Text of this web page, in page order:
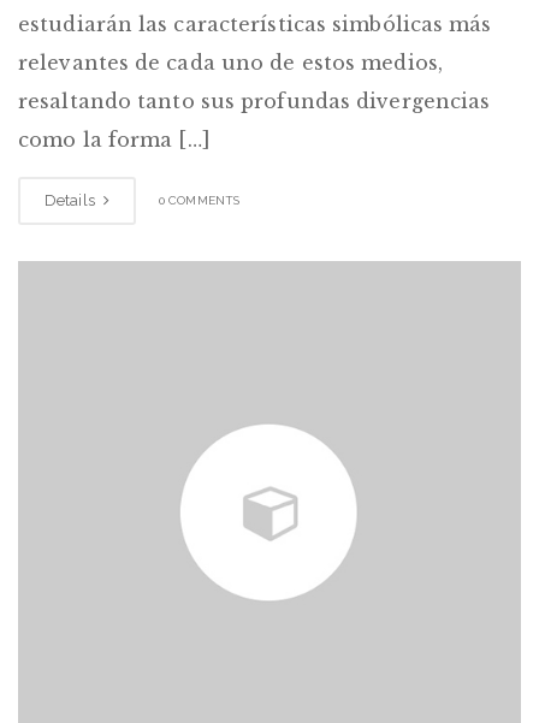
estudiarán las características simbólicas más
relevantes de cada uno de estos medios,
resaltando tanto sus profundas divergencias
como la forma […]
Details 0 COMMENTS